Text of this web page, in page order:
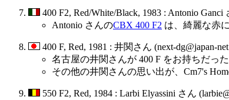
400 F2, Red/White/Black, 1983 : Antonio
Antonio さんのCBX 400 F2 は、綺麗な赤
400 F, Red, 1981 : 井関さん (next-dg@japan-
名古屋の井関さんが 400 F をお持ちだっ
その他の井関さんの思い出が、Cm7's Home
550 F2, Red, 1984 : Larbi Elyassini さん